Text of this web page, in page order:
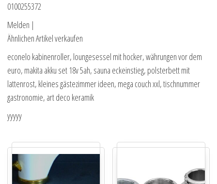
0100255372
Melden |
Ähnlichen Artikel verkaufen
econelo kabinenroller, loungesessel mit hocker, währungen vor dem
euro, makita akku set 18v 5ah, sauna eckeinstieg, polsterbett mit
lattenrost, kleines gästezimmer ideen, mega couch xxl, tischnummer
gastronomie, art deco keramik
yyyyy